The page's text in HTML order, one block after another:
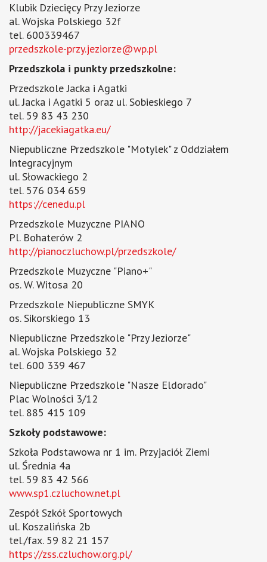
Klubik Dziecięcy Przy Jeziorze
al. Wojska Polskiego 32f
tel. 600339467
przedszkole-przy.jeziorze@wp.pl
Przedszkola i punkty przedszkolne:
Przedszkole Jacka i Agatki
ul. Jacka i Agatki 5 oraz ul. Sobieskiego 7
tel. 59 83 43 230
http://jacekiagatka.eu/
Niepubliczne Przedszkole "Motylek" z Oddziałem
Integracyjnym
ul. Słowackiego 2
tel. 576 034 659
https://cenedu.pl
Przedszkole Muzyczne PIANO
Pl. Bohaterów 2
http://pianoczluchow.pl/przedszkole/
Przedszkole Muzyczne "Piano+"
os. W. Witosa 20
Przedszkole Niepubliczne SMYK
os. Sikorskiego 13
Niepubliczne Przedszkole "Przy Jeziorze"
al. Wojska Polskiego 32
tel. 600 339 467
Niepubliczne Przedszkole "Nasze Eldorado"
Plac Wolności 3/12
tel. 885 415 109
Szkoły podstawowe:
Szkoła Podstawowa nr 1 im. Przyjaciół Ziemi
ul. Średnia 4a
tel. 59 83 42 566
www.sp1.czluchow.net.pl
Zespół Szkół Sportowych
ul. Koszalińska 2b
tel./fax. 59 82 21 157
https://zss.czluchow.org.pl/